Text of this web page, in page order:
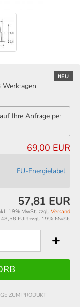
NEU
Ihre Anfrage per
69,00 EUR
EU-Energielabel
57,81 EUR
19% MwSt. zzgl. Versand
48,58 EUR zzgl. 19% MwSt.
ZUM PRODUKT